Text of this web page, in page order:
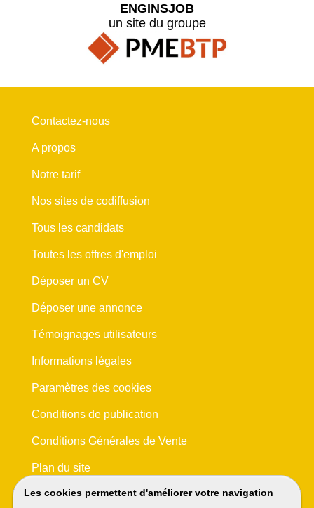
Les cookies permettent d'améliorer votre navigation
ENGINSJOB
un site du groupe
Contactez-nous
A propos
Notre tarif
Nos sites de codiffusion
Tous les candidats
Toutes les offres d'emploi
Déposer un CV
Déposer une annonce
Témoignages utilisateurs
Informations légales
Paramètres des cookies
Conditions de publication
Conditions Générales de Vente
Plan du site